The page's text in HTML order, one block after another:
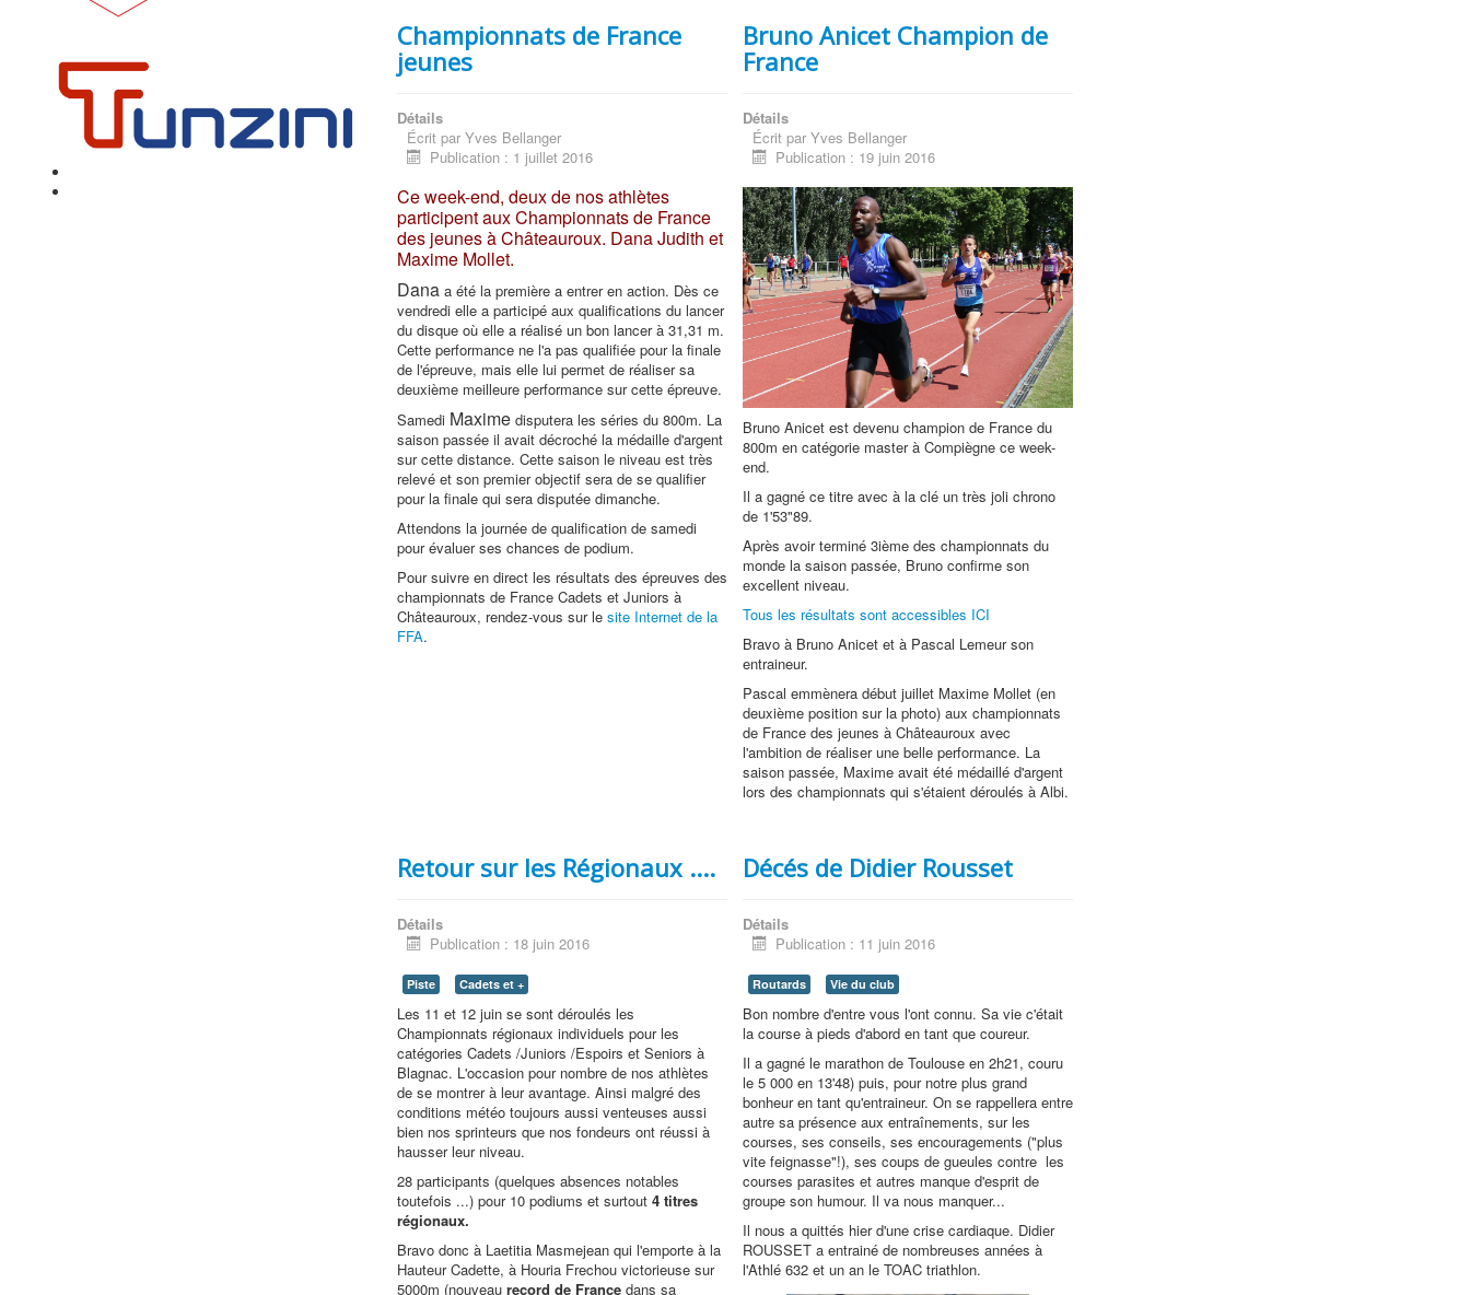
Championnats de France
jeunes
Détails
Écrit par Yves Bellanger
Publication : 1 juillet 2016
Ce week-end, deux de nos athlètes
participent aux Championnats de France
des jeunes à Châteauroux. Dana Judith et
Maxime Mollet.
Danaa été la première a entrer en action. Dès ce
vendredi elle a participé aux qualifications du lancer
du disque où elle a réalisé un bon lancer à 31,31 m.
Cette performance ne l'a pas qualifiée pour la finale
de l'épreuve, mais elle lui permet de réaliser sa
deuxième meilleure performance sur cette épreuve.
Samedi Maximedisputera les séries du 800m. La
saison passée il avait décroché la médaille d'argent
sur cette distance. Cette saison le niveau est très
relevé et son premier objectif sera de se qualifier
pour la finale qui sera disputée dimanche.
Attendons la journée de qualification de samedi
pour évaluer ses chances de podium.
Pour suivre en direct les résultats des épreuves des
championnats de France Cadets et Juniors à
Châteauroux, rendez-vous sur le site Internet de la
FFA.
Bruno Anicet Champion de
France
Détails
Écrit par Yves Bellanger
Publication : 19 juin 2016
Bruno Anicet est devenu champion de France du
800m en catégorie master à Compiègne ce week-
end.
Il a gagné ce titre avec à la clé un très joli chrono
de 1'53"89.
Après avoir terminé 3ième des championnats du
monde la saison passée, Bruno confirme son
excellent niveau.
Tous les résultats sont accessibles ICI
Bravo à Bruno Anicet et à Pascal Lemeur son
entraineur.
Pascal emmènera début juillet Maxime Mollet (en
deuxième position sur la photo) aux championnats
de France des jeunes à Châteauroux avec
l'ambition de réaliser une belle performance. La
saison passée, Maxime avait été médaillé d'argent
lors des championnats qui s'étaient déroulés à Albi.
Retour sur les Régionaux ....
Détails
Publication : 18 juin 2016
Piste Cadets et +
Les 11 et 12 juin se sont déroulés les
Championnats régionaux individuels pour les
catégories Cadets /Juniors /Espoirs et Seniors à
Blagnac. L'occasion pour nombre de nos athlètes
de se montrer à leur avantage. Ainsi malgré des
conditions météo toujours aussi venteuses aussi
bien nos sprinteurs que nos fondeurs ont réussi à
hausser leur niveau.
28 participants (quelques absences notables
toutefois ...) pour 10 podiums et surtout 4 titres
régionaux.
Bravo donc à Laetitia Masmejean qui l'emporte à la
Hauteur Cadette, à Houria Frechou victorieuse sur
5000m (nouveau record de Francedans sa
Décés de Didier Rousset
Détails
Publication : 11 juin 2016
Routards Vie du club
Bon nombre d'entre vous l'ont connu. Sa vie c'était
la course à pieds d'abord en tant que coureur.
Il a gagné le marathon de Toulouse en 2h21, couru
le 5 000 en 13'48) puis, pour notre plus grand
bonheur en tant qu'entraineur. On se rappellera entre
autre sa présence aux entraînements, sur les
courses, ses conseils, ses encouragements ("plus
vite feignasse"!), ses coups de gueules contre les
courses parasites et autres manque d'esprit de
groupe son humour. Il va nous manquer...
Il nous a quittés hier d'une crise cardiaque. Didier
ROUSSET a entrainé de nombreuses années à
l'Athlé 632 et un an le TOAC triathlon.